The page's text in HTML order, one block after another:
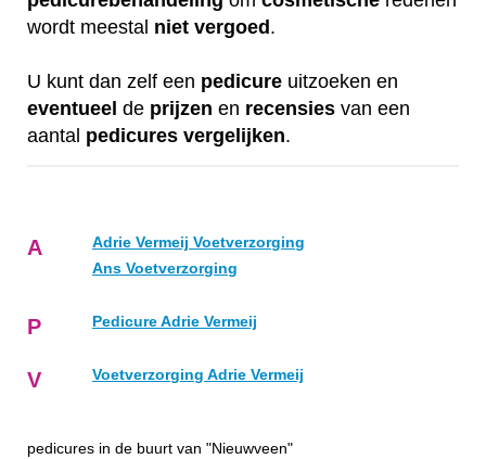
wordt meestal niet vergoed .
U kunt dan zelf een pedicure uitzoeken en
eventueel de prijzen en recensies van een
aantal pedicures vergelijken.
A
Adrie Vermeij Voetverzorging
Ans Voetverzorging
P Pedicure Adrie Vermeij
V Voetverzorging Adrie Vermeij
pedicures in de buurt van "Nieuwveen"